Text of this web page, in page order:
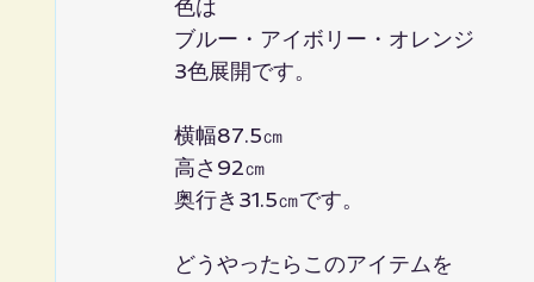
色は
ブルー・アイボリー・オレンジ
3色展開です。
横幅87.5㎝
高さ92㎝
奥行き31.5㎝です。
どうやったらこのアイテムを